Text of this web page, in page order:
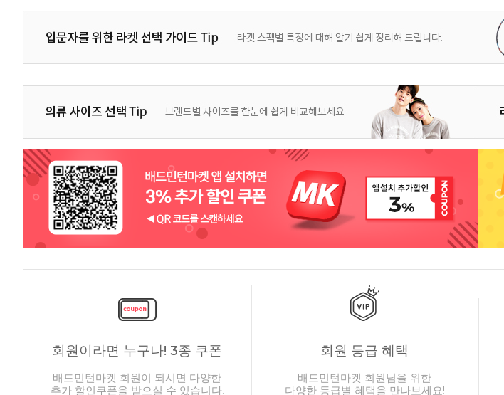
회원이라면 누구나! 3종 쿠폰
배드민턴마켓 회원이 되시면 다양한
추가 할인쿠폰을 받으실 수 있습니다.
회원 등급 혜택
배드민턴마켓 회원님을 위한
다양한 등급별 혜택을 만나보세요!